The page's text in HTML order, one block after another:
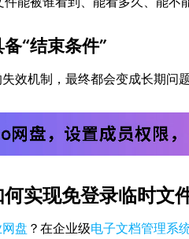
“结束条件”
效机制，最终都会变成长期问题
实现免登录临时文
盘 ？在企业级电子文档管理系